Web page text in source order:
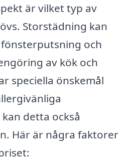
är vilket typ av
Storstädning kan
och
av kök och
speciella önskemål
detta också
Här är några faktorer